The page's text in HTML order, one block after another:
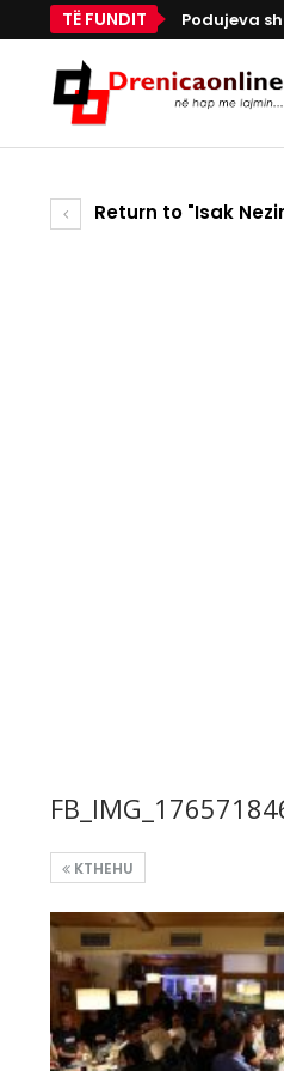
TË FUNDIT Podujeva
Return to "Isak
KTHEHU